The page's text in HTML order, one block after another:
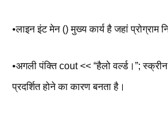
•लाइन इंट मेन () मुख्य कार्य है जहां प्रोग्राम
•अगली पंक्ति cout << “हैलो वर्ल्ड।”;
प्रदर्शित होने का कारण बनता है।